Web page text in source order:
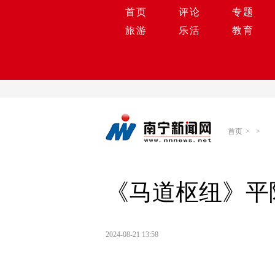
首页 评论
专题
旅游
乐活 教育
首页 > >
《马道枢纽》
2024-08-21 13:58